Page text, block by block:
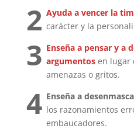
2 Ayuda a vencer la
carácter y la
3 Enseña a pensar y a
argumentosen lugar
amenazas o gritos.
4 Enseña a
los razonamientos
embaucadores.